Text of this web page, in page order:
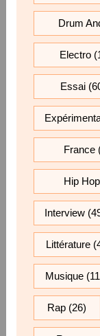
Drum
Electro
Essai
France
Hip Hop
Interview
Littérature
Musique
Rap (26)